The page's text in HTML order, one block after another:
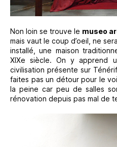
Non loin se trouve le museo
mais vaut le coup d’oeil, ne
installé, une maison
XIXe siècle. On y apprend
civilisation présente sur
faites pas un détour pour le
la peine car peu de salles
rénovation depuis pas mal de